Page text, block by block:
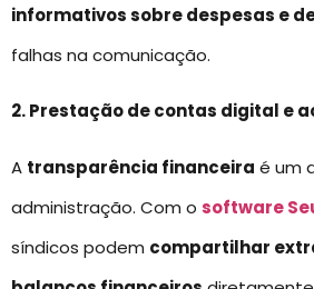
informativos sobre despesas e
falhas na comunicação.
2. Prestação de contas digital e
A transparência financeira é um
administração. Com o software
síndicos podem compartilhar